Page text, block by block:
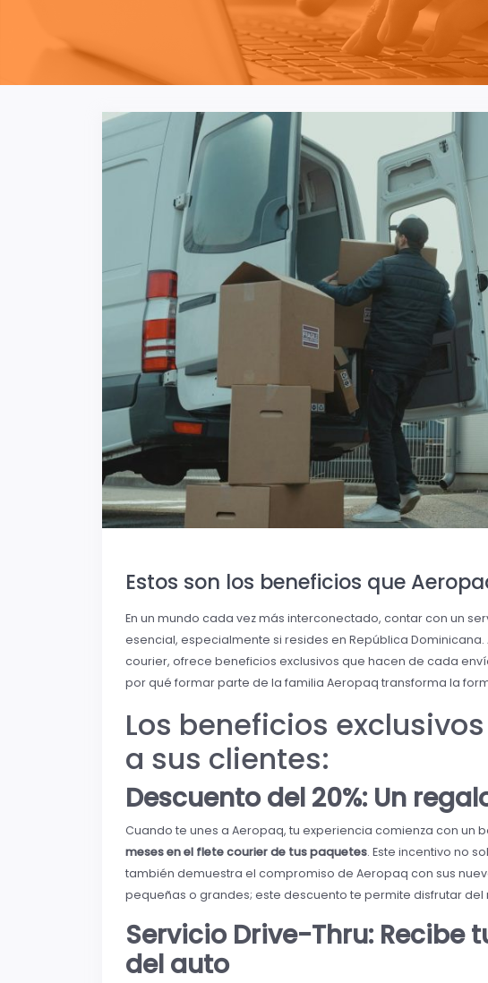
Estos son los beneficios que
En un mundo cada vez más interconectado, contar con un
esencial, especialmente si resides en República
courier, ofrece beneficios exclusivos que hacen de cada
por qué formar parte de la familia Aeropaq transforma la
Los beneficios
a sus clientes:
Descuento del 20%: Un
Cuando te unes a Aeropaq, tu experiencia comienza con un
meses en el flete courier de tus paquetes. Este incentivo no
también demuestra el compromiso de Aeropaq con sus
pequeñas o grandes; este descuento te permite disfrutar
Servicio Drive-Thru: Recibe
del auto